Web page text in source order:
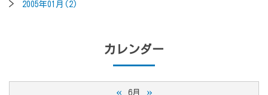
2005年01月(2)
カレンダー
« 6月 »